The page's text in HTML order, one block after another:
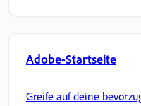
Adobe-Startseite
Greife auf deine